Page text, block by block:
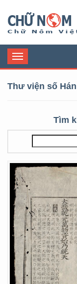
Toggle
navigation
Thư viện số
Tìm